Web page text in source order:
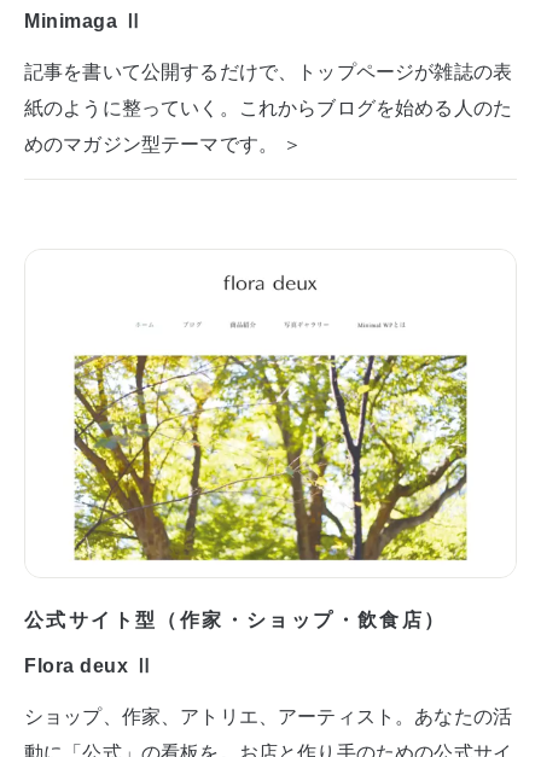
Minimaga Ⅱ
記事を書いて公開するだけで、トップページが雑誌の表
紙のように整っていく。これからブログを始める人のた
めのマガジン型テーマです。 ＞
公式サイト型（作家・ショップ・飲食店）
Flora deux Ⅱ
ショップ、作家、アトリエ、アーティスト。あなたの活